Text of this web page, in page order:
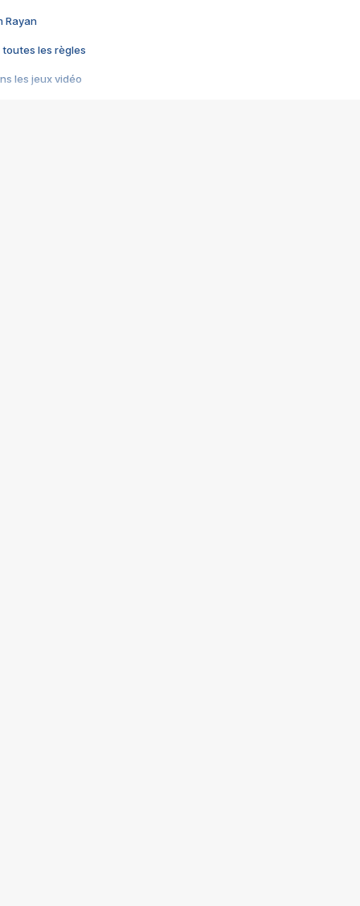
Rayan
toutes les règles
les jeux vidéo